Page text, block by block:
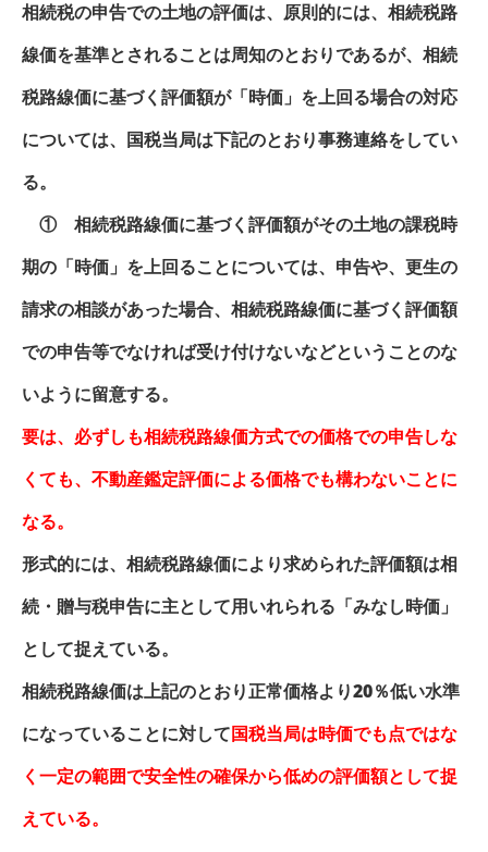
相続税の申告での土地の評価は、原則的には、相続税路
線価を基準とされることは周知のとおりであるが、相続
税路線価に基づく評価額が「時価」を上回る場合の対応
については、国税当局は下記のとおり事務連絡をしてい
る。
① 相続税路線価に基づく評価額がその土地の課税時
期の「時価」を上回ることについては、申告や、更生の
請求の相談があった場合、相続税路線価に基づく評価額
での申告等でなければ受け付けないなどということのな
いように留意する。
要は、必ずしも相続税路線価方式での価格での申告しな
くても、不動産鑑定評価による価格でも構わないことに
なる。
形式的には、相続税路線価により求められた評価額は相
続・贈与税申告に主として用いれられる「みなし時価」
として捉えている。
相続税路線価は上記のとおり正常価格より20％低い水準
になっていることに対して国税当局は時価でも点ではな
く一定の範囲で安全性の確保から低めの評価額として捉
えている。